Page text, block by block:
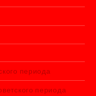
периода
периода